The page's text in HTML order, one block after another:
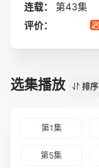
连载：
第43集
评价：
选集播放 排序
第1集
第5集